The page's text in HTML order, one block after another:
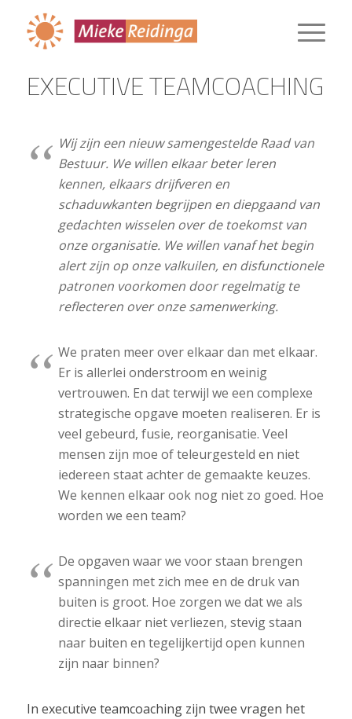
EXECUTIVE TEAMCOACHING
Wij zijn een nieuw samengestelde Raad van
Bestuur. We willen elkaar beter leren
kennen, elkaars drijfveren en
schaduwkanten begrijpen en diepgaand van
gedachten wisselen over de toekomst van
onze organisatie. We willen vanaf het begin
alert zijn op onze valkuilen, en disfunctionele
patronen voorkomen door regelmatig te
reflecteren over onze samenwerking.
We praten meer over elkaar dan met elkaar.
Er is allerlei onderstroom en weinig
vertrouwen. En dat terwijl we een complexe
strategische opgave moeten realiseren. Er is
veel gebeurd, fusie, reorganisatie. Veel
mensen zijn moe of teleurgesteld en niet
iedereen staat achter de gemaakte keuzes.
We kennen elkaar ook nog niet zo goed. Hoe
worden we een team?
De opgaven waar we voor staan brengen
spanningen met zich mee en de druk van
buiten is groot. Hoe zorgen we dat we als
directie elkaar niet verliezen, stevig staan
naar buiten en tegelijkertijd open kunnen
zijn naar binnen?
In executive teamcoaching zijn twee vragen het